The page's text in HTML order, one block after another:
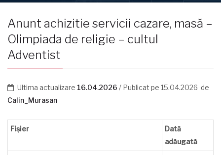
Anunt achizitie servicii cazare, masă –
Olimpiada de religie – cultul
Adventist
Ultima actualizare 16.04.2026 / Publicat pe 15.04.2026 de
Calin_Murasan
Fișier
Dată
adăugată